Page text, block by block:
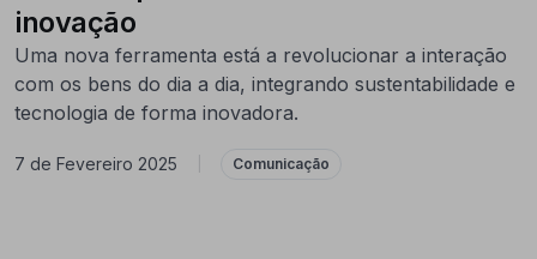
inovação
Uma nova ferramenta está a revolucionar a interação
com os bens do dia a dia, integrando sustentabilidade e
tecnologia de forma inovadora.
7 de Fevereiro 2025 Comunicação